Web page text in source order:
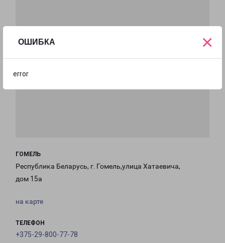
ОШИБКА
error
×
ГОМЕЛЬ
Республика Беларусь, г. Гомель,улица Хатаевича,
дом 15а
на карте
ТЕЛЕФОН
+375-29-800-77-78